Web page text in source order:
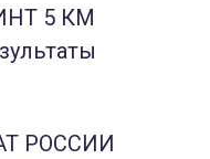
5 КМ
РОССИИ